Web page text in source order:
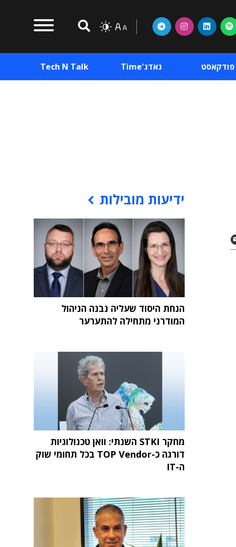
פודקאסט גאדג'Time Tech N Talk
ידיעות מובילות
הנחת היסוד שעליה נבנה הניהול
המודרני מתחילה להתערער
מחקר STKI השנתי: וואן טכנולוגיות
דורגה כ-TOP Vendor בכל תחומי שוק
ה-IT